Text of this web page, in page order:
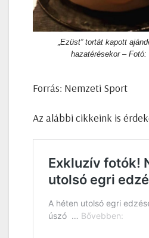
„Ezüst” tortát kapott
hazatérésekor –
Forrás: Nemzeti Sport
Az alábbi cikkeink is